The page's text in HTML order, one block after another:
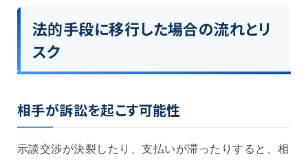
法的手段に移行した場合の流れとリ
スク
相手が訴訟を起こす可能性
示談交渉が決裂したり、支払いが滞ったりすると、相